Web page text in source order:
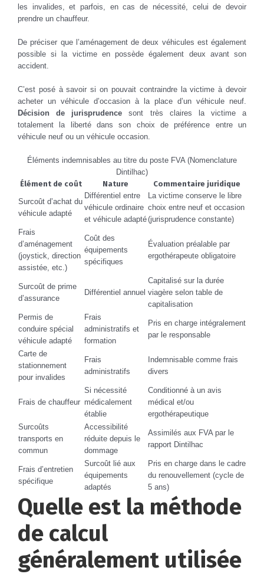
les invalides, et parfois, en cas de nécessité, celui de devoir
prendre un chauffeur.
De préciser que l’aménagement de deux véhicules est également
possible si la victime en possède également deux avant son
accident.
C’est posé à savoir si on pouvait contraindre la victime à devoir
acheter un véhicule d’occasion à la place d’un véhicule neuf.
Décision de jurisprudence sont très claires la victime a
totalement la liberté dans son choix de préférence entre un
véhicule neuf ou un véhicule occasion.
Éléments indemnisables au titre du poste FVA (Nomenclature
Dintilhac)
Élément de coût
Nature
Commentaire juridique
Surcoût d’achat du
véhicule adapté
Différentiel entre
véhicule ordinaire
et véhicule adapté
La victime conserve le libre
choix entre neuf et occasion
(jurisprudence constante)
Frais
d’aménagement
(joystick, direction
assistée, etc.)
Coût des
équipements
spécifiques
Évaluation préalable par
ergothérapeute obligatoire
Surcoût de prime
d’assurance
Différentiel annuel
Capitalisé sur la durée
viagère selon table de
capitalisation
Permis de
conduire spécial
véhicule adapté
Frais
administratifs et
formation
Pris en charge intégralement
par le responsable
Carte de
stationnement
pour invalides
Frais
administratifs
Indemnisable comme frais
divers
Frais de chauffeur
Si nécessité
médicalement
établie
Conditionné à un avis
médical et/ou
ergothérapeutique
Surcoûts
transports en
commun
Accessibilité
réduite depuis le
dommage
Assimilés aux FVA par le
rapport Dintilhac
Frais d’entretien
spécifique
Surcoût lié aux
équipements
adaptés
Pris en charge dans le cadre
du renouvellement (cycle de
5 ans)
Quelle est la méthode
de calcul
généralement utilisée